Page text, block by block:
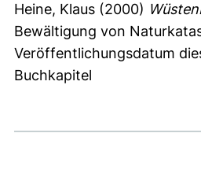
Heine, Klaus (2000)
Bewältigung von
Veröffentlichungsdatum
Buchkapitel